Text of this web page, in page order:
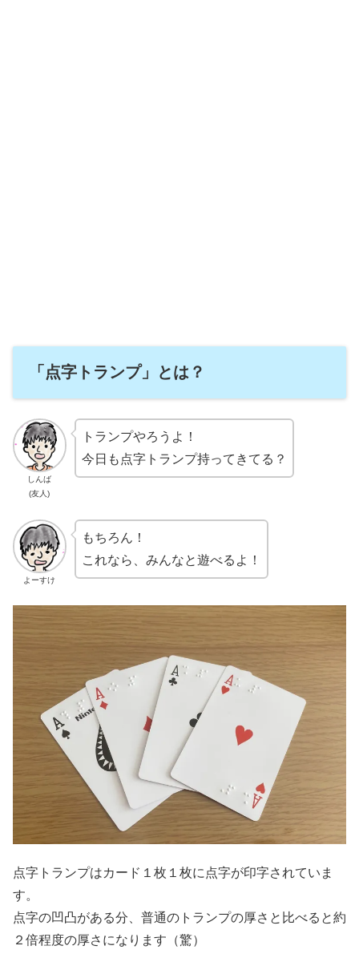
「点字トランプ」とは？
しんば
(友人)
トランプやろうよ！
今日も点字トランプ持ってきてる？
よーすけ
もちろん！
これなら、みんなと遊べるよ！
点字トランプはカード１枚１枚に点字が印字されていま
す。
点字の凹凸がある分、普通のトランプの厚さと比べると約
２倍程度の厚さになります（驚）